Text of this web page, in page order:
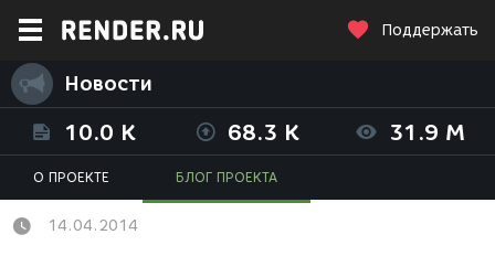
Поддержать
Новости
10.0 K 68.3 K 31.9 M
О ПРОЕКТЕ БЛОГ ПРОЕКТА
14.04.2014